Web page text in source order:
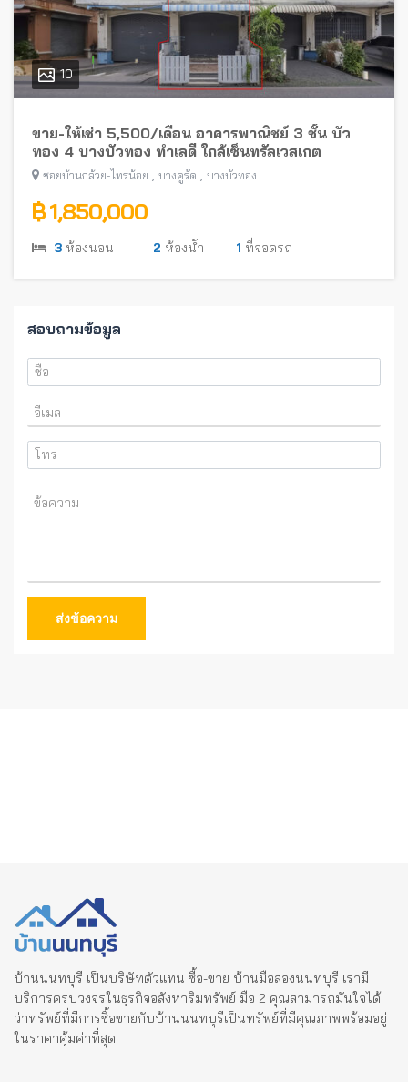
10
ขาย-ให้เช่า 5,500/เดือน อาคารพาณิชย์ 3 ชั้น บัว
ทอง 4 บางบัวทอง ทำเลดี ใกล้เซ็นทรัลเวสเกต
ซอยบ้านกล้วย-ไทรน้อย , บางคูรัด , บางบัวทอง
฿ 1,850,000
3 ห้องนอน 2 ห้องน้ำ 1 ที่จอดรถ
สอบถามข้อมูล
ส่งข้อความ
บ้านนนทบุรี เป็นบริษัทตัวแทน ซื้อ-ขาย บ้านมือสองนนทบุรี เรามี
บริการครบวงจรในธุรกิจอสังหาริมทรัพย์ มือ 2 คุณสามารถมั่นใจได้
ว่าทรัพย์ที่มีการซื้อขายกับบ้านนนทบุรีเป็นทรัพย์ที่มีคุณภาพพร้อมอยู่
ในราคาคุ้มค่าที่สุด